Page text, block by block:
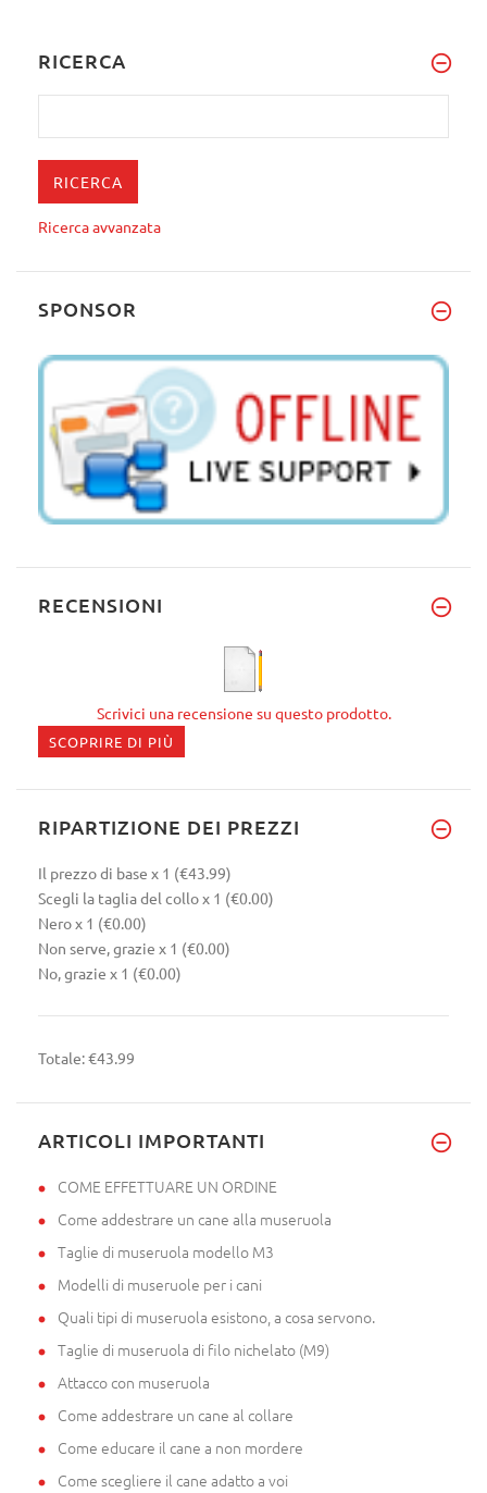
RICERCA
Ricerca avvanzata
SPONSOR
RECENSIONI
Scrivici una recensione su questo prodotto.
SCOPRIRE DI PIÙ
RIPARTIZIONE DEI PREZZI
Il prezzo di base x 1 (€43.99)
Scegli la taglia del collox 1 (€0.00)
Nerox 1 (€0.00)
Non serve, grazie x 1 (€0.00)
No, grazie x 1 (€0.00)
Totale:€43.99
ARTICOLI IMPORTANTI
COME EFFETTUARE UN ORDINE
Come addestrare un cane alla museruola
Taglie di museruola modello M3
Modelli di museruole per i cani
Quali tipi di museruola esistono, a cosa servono.
Taglie di museruola di filo nichelato (M9)
Attacco con museruola
Come addestrare un cane al collare
Come educare il cane a non mordere
Come scegliere il cane adatto a voi